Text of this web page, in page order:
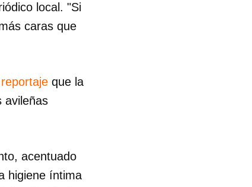
local. "Si
caras que
que la
avileñas
acentuado
higiene íntima